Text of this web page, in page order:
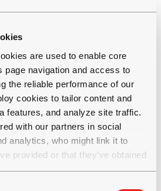
are used to enable core
page navigation and access to
the reliable performance of our
cookies to tailor content and
features, and analyze site traffic.
with our partners in social
analytics, who might link it to
provided or that they’ve obtained
services.
59
tecnológica innovadora
el futuro de las
en minería, túneles y
civil, ayudando a nuestros
seguridad, la sostenibilidad y
largo del ciclo de vida de sus